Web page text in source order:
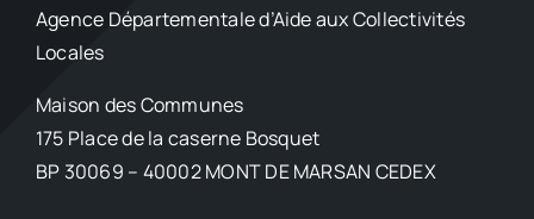
Agence Départementale d’Aide aux Collectivités
Locales
Maison des Communes
175 Place de la caserne Bosquet
BP 30069 – 40002 MONT DE MARSAN CEDEX